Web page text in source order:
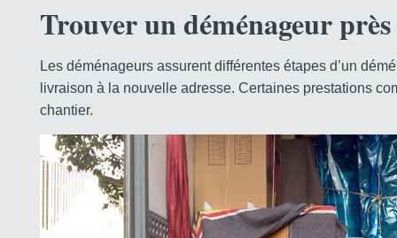
Trouver un déménageur
Les déménageurs assurent différentes étapes d’un
livraison à la nouvelle adresse. Certaines prestations
chantier.